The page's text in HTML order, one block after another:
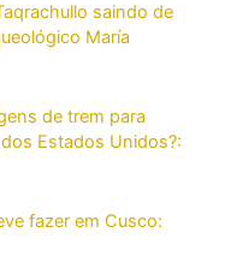
saindo de
María
de trem para
Estados Unidos?:
fazer em Cusco: